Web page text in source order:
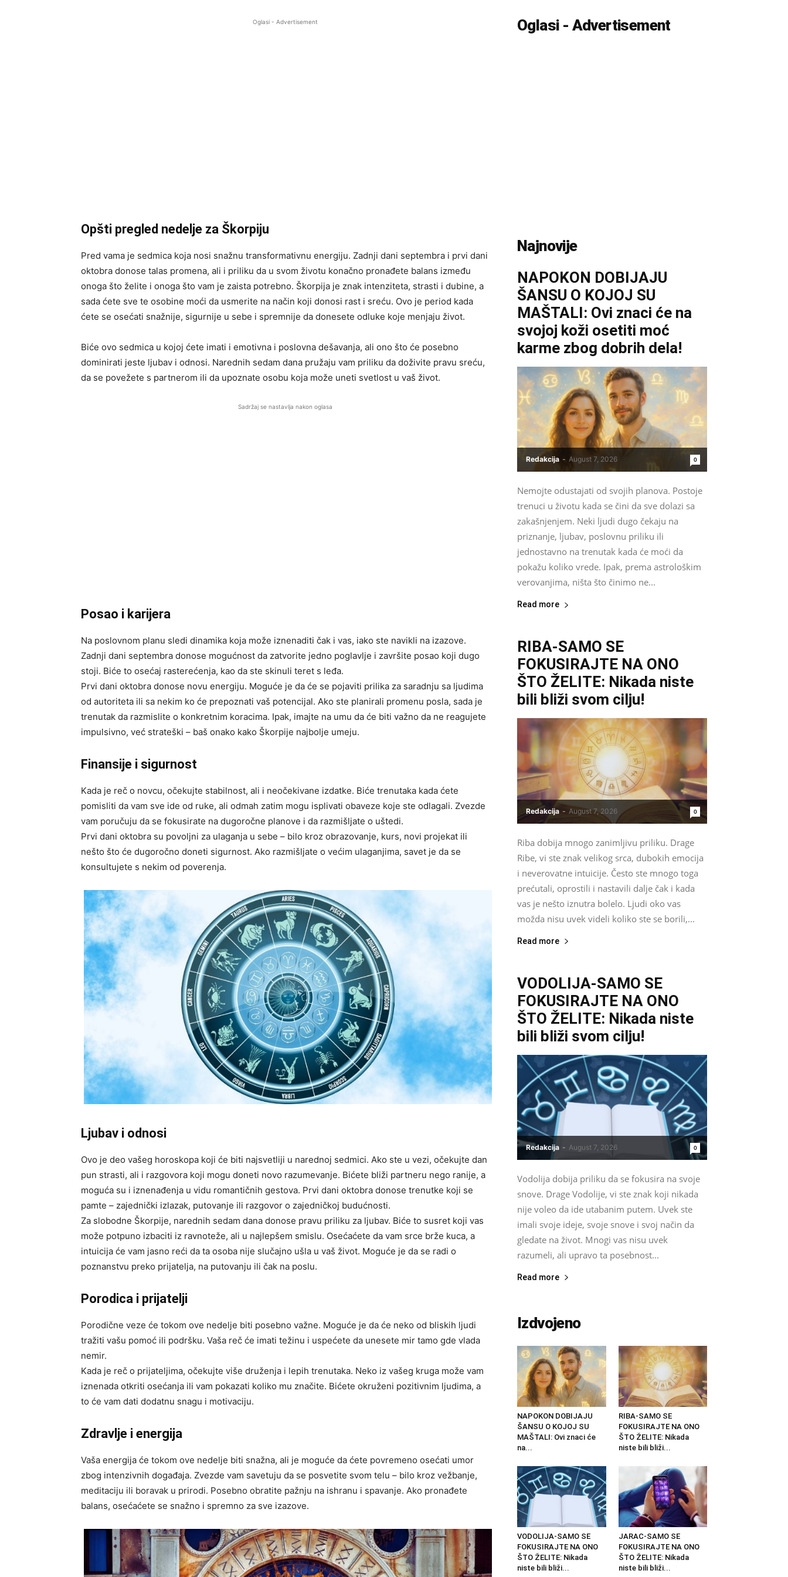
Oglasi - Advertisement
Opšti pregled nedelje za Škorpiju
Pred vama je sedmica koja nosi snažnu transformativnu energiju. Zadnji dani septembra i prvi dani
oktobra donose talas promena, ali i priliku da u svom životu konačno pronađete balans između
onoga što želite i onoga što vam je zaista potrebno. Škorpija je znak intenziteta, strasti i dubine, a
sada ćete sve te osobine moći da usmerite na način koji donosi rast i sreću. Ovo je period kada
ćete se osećati snažnije, sigurnije u sebe i spremnije da donesete odluke koje menjaju život.
Biće ovo sedmica u kojoj ćete imati i emotivna i poslovna dešavanja, ali ono što će posebno
dominirati jeste ljubav i odnosi. Narednih sedam dana pružaju vam priliku da doživite pravu sreću,
da se povežete s partnerom ili da upoznate osobu koja može uneti svetlost u vaš život.
Sadržaj se nastavlja nakon oglasa
Posao i karijera
Na poslovnom planu sledi dinamika koja može iznenaditi čak i vas, iako ste navikli na izazove.
Zadnji dani septembra donose mogućnost da zatvorite jedno poglavlje i završite posao koji dugo
stoji. Biće to osećaj rasterećenja, kao da ste skinuli teret s leđa.
Prvi dani oktobra donose novu energiju. Moguće je da će se pojaviti prilika za saradnju sa ljudima
od autoriteta ili sa nekim ko će prepoznati vaš potencijal. Ako ste planirali promenu posla, sada je
trenutak da razmislite o konkretnim koracima. Ipak, imajte na umu da će biti važno da ne reagujete
impulsivno, već strateški – baš onako kako Škorpije najbolje umeju.
Finansije i sigurnost
Kada je reč o novcu, očekujte stabilnost, ali i neočekivane izdatke. Biće trenutaka kada ćete
pomisliti da vam sve ide od ruke, ali odmah zatim mogu isplivati obaveze koje ste odlagali. Zvezde
vam poručuju da se fokusirate na dugoročne planove i da razmišljate o uštedi.
Prvi dani oktobra su povoljni za ulaganja u sebe – bilo kroz obrazovanje, kurs, novi projekat ili
nešto što će dugoročno doneti sigurnost. Ako razmišljate o većim ulaganjima, savet je da se
konsultujete s nekim od poverenja.
Ljubav i odnosi
Ovo je deo vašeg horoskopa koji će biti najsvetliji u narednoj sedmici. Ako ste u vezi, očekujte dan
pun strasti, ali i razgovora koji mogu doneti novo razumevanje. Bićete bliži partneru nego ranije, a
moguća su i iznenađenja u vidu romantičnih gestova. Prvi dani oktobra donose trenutke koji se
pamte – zajednički izlazak, putovanje ili razgovor o zajedničkoj budućnosti.
Za slobodne Škorpije, narednih sedam dana donose pravu priliku za ljubav. Biće to susret koji vas
može potpuno izbaciti iz ravnoteže, ali u najlepšem smislu. Osećaćete da vam srce brže kuca, a
intuicija će vam jasno reći da ta osoba nije slučajno ušla u vaš život. Moguće je da se radi o
poznanstvu preko prijatelja, na putovanju ili čak na poslu.
Porodica i prijatelji
Porodične veze će tokom ove nedelje biti posebno važne. Moguće je da će neko od bliskih ljudi
tražiti vašu pomoć ili podršku. Vaša reč će imati težinu i uspećete da unesete mir tamo gde vlada
nemir.
Kada je reč o prijateljima, očekujte više druženja i lepih trenutaka. Neko iz vašeg kruga može vam
iznenada otkriti osećanja ili vam pokazati koliko mu značite. Bićete okruženi pozitivnim ljudima, a
to će vam dati dodatnu snagu i motivaciju.
Zdravlje i energija
Vaša energija će tokom ove nedelje biti snažna, ali je moguće da ćete povremeno osećati umor
zbog intenzivnih događaja. Zvezde vam savetuju da se posvetite svom telu – bilo kroz vežbanje,
meditaciju ili boravak u prirodi. Posebno obratite pažnju na ishranu i spavanje. Ako pronađete
balans, osećaćete se snažno i spremno za sve izazove.
Oglasi - Advertisement
Najnovije
NAPOKON DOBIJAJU
ŠANSU O KOJOJ SU
MAŠTALI: Ovi znaci će na
svojoj koži osetiti moć
karme zbog dobrih dela!
Redakcija - August 7, 2026 0
Nemojte odustajati od svojih planova. Postoje
trenuci u životu kada se čini da sve dolazi sa
zakašnjenjem. Neki ljudi dugo čekaju na
priznanje, ljubav, poslovnu priliku ili
jednostavno na trenutak kada će moći da
pokažu koliko vrede. Ipak, prema astrološkim
verovanjima, ništa što činimo ne...
Read more
RIBA-SAMO SE
FOKUSIRAJTE NA ONO
ŠTO ŽELITE: Nikada niste
bili bliži svom cilju!
Redakcija - August 7, 2026 0
Riba dobija mnogo zanimljivu priliku. Drage
Ribe, vi ste znak velikog srca, dubokih emocija
i neverovatne intuicije. Često ste mnogo toga
prećutali, oprostili i nastavili dalje čak i kada
vas je nešto iznutra bolelo. Ljudi oko vas
možda nisu uvek videli koliko ste se borili,...
Read more
VODOLIJA-SAMO SE
FOKUSIRAJTE NA ONO
ŠTO ŽELITE: Nikada niste
bili bliži svom cilju!
Redakcija - August 7, 2026 0
Vodolija dobija priliku da se fokusira na svoje
snove. Drage Vodolije, vi ste znak koji nikada
nije voleo da ide utabanim putem. Uvek ste
imali svoje ideje, svoje snove i svoj način da
gledate na život. Mnogi vas nisu uvek
razumeli, ali upravo ta posebnost...
Read more
Izdvojeno
NAPOKON DOBIJAJU
ŠANSU O KOJOJ SU
MAŠTALI: Ovi znaci će
na...
RIBA-SAMO SE
FOKUSIRAJTE NA ONO
ŠTO ŽELITE: Nikada
niste bili bliži...
VODOLIJA-SAMO SE
FOKUSIRAJTE NA ONO
ŠTO ŽELITE: Nikada
niste bili bliži...
JARAC-SAMO SE
FOKUSIRAJTE NA ONO
ŠTO ŽELITE: Nikada
niste bili bliži...